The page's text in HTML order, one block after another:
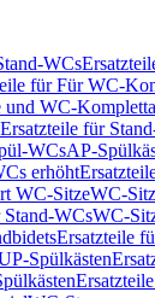
WCs
für Für WC-
WC-
Ersatzteile für
WCsAP-
erhöht
WC-SitzeWC-
WCsWC-
Ersatzteile
Spülkästen